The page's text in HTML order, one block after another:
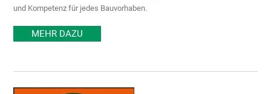
und Kompetenz für jedes Bauvorhaben.
MEHR DAZU